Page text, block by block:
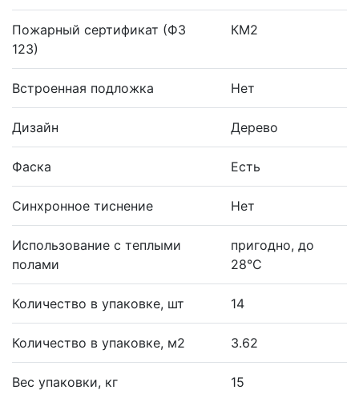
Пожарный сертификат (ФЗ
123)
КМ2
Встроенная подложка Нет
Дизайн Дерево
Фаска Есть
Синхронное тиснение Нет
Использование с теплыми
полами
пригодно, до
28°С
Количество в упаковке, шт 14
Количество в упаковке, м2 3.62
Вес упаковки, кг
15